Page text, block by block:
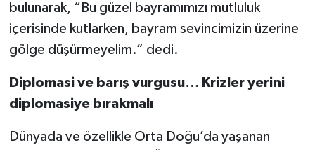
bulunarak, “Bu güzel bayramımızı mutluluk
içerisinde kutlarken, bayram sevincimizin üzerine
gölge düşürmeyelim.” dedi.
Diplomasi ve barış vurgusu… Krizler yerini
diplomasiye bırakmalı
Dünyada ve özellikle Orta Doğu’da yaşanan